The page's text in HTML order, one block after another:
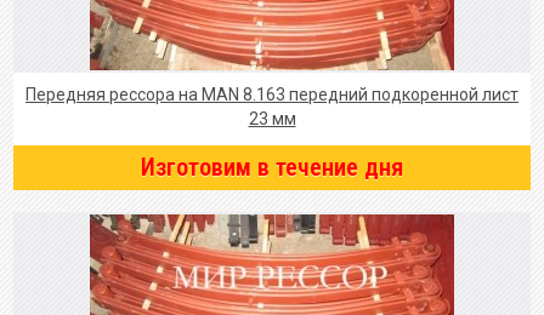
Передняя рессора на MAN 8.163 передний подкоренной лист
23 мм
Изготовим в течение дня